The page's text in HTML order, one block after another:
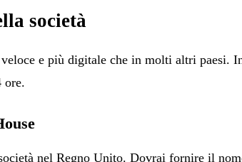
società
e più digitale che in molti altri paesi.
ore.
nel Regno Unito. Dovrai fornire il